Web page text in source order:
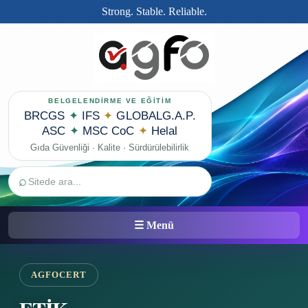
Strong. Stable. Reliable.
BELGELENDİRME VE EĞİTİM
BRCGS ✦ IFS ✦ GLOBALG.A.P.
ASC ✦ MSC CoC ✦ Helal
Gıda Güvenliği · Kalite · Sürdürülebilirlik
⌕
☰ Menü
AGFOCERT